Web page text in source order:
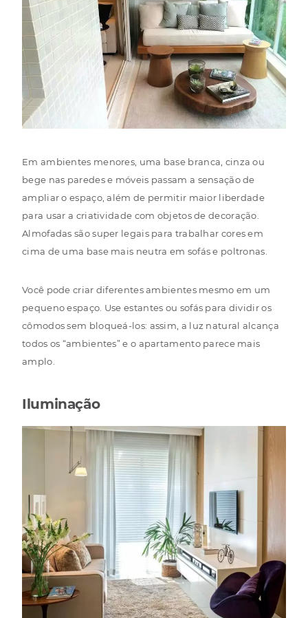
Em ambientes menores, uma base branca, cinza ou
bege nas paredes e móveis passam a sensação de
ampliar o espaço, além de permitir maior liberdade
para usar a criatividade com objetos de decoração.
Almofadas são super legais para trabalhar cores em
cima de uma base mais neutra em sofás e poltronas.
Você pode criar diferentes ambientes mesmo em um
pequeno espaço. Use estantes ou sofás para dividir os
cômodos sem bloqueá-los: assim, a luz natural alcança
todos os “ambientes” e o apartamento parece mais
amplo.
Iluminação